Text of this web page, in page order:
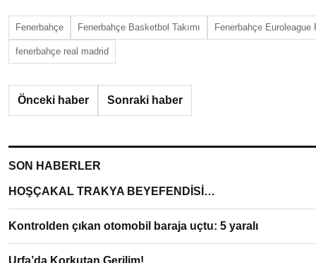
Fenerbahçe Fenerbahçe Basketbol Takımı Fenerbahçe Euroleague
fenerbahçe real madrid
Önceki haber Sonraki haber
SON HABERLER
HOŞÇAKAL TRAKYA BEYEFENDİSİ…
Kontrolden çıkan otomobil baraja uçtu: 5 yaralı
Urfa’da Korkutan Gerilim!